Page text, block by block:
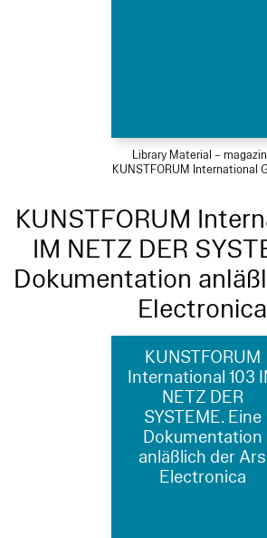
Library Material –
KUNSTFORUM International
KUNSTFORUM
IM NETZ DER
Dokumentation
Electronica
KUNSTFORUM
International 103
NETZ DER
SYSTEME. Eine
Dokumentation
anläßlich der Ars
Electronica